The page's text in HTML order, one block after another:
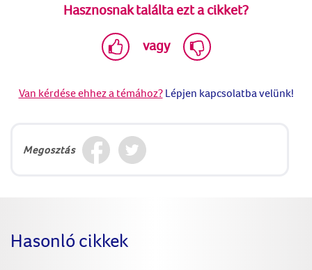
Hasznosnak találta ezt a cikket?
vagy
Van kérdése ehhez a témához?Lépjen kapcsolatba velünk!
Megosztás
Hasonló cikkek